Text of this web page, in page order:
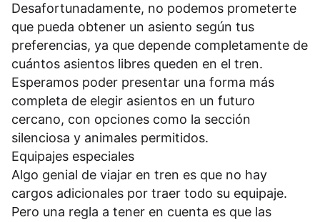
Desafortunadamente, no podemos prometerte
que pueda obtener un asiento según tus
preferencias, ya que depende completamente de
cuántos asientos libres queden en el tren.
Esperamos poder presentar una forma más
completa de elegir asientos en un futuro
cercano, con opciones como la sección
silenciosa y animales permitidos.
Equipajes especiales
Algo genial de viajar en tren es que no hay
cargos adicionales por traer todo su equipaje.
Pero una regla a tener en cuenta es que las